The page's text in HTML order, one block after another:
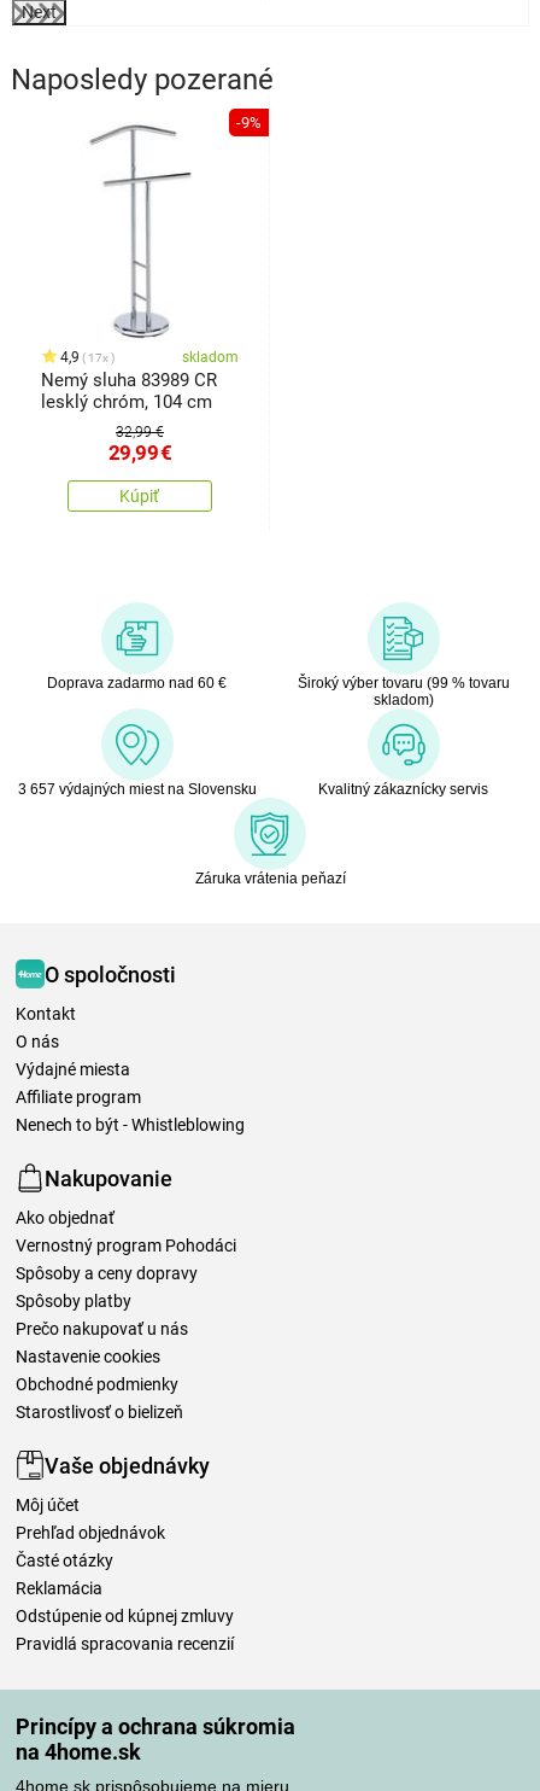
Princípy a ochrana súkromia
na 4home.sk
4home.sk prispôsobujeme na mieru
Next
Naposledy pozerané
-9%
4,9 17x skladom
Nemý sluha 83989 CR
lesklý chróm, 104 cm
32,99 €
29,99€
Kúpiť
Doprava zadarmo nad 60 €
Široký výber tovaru (99 % tovaru
skladom)
3 657 výdajných miest na Slovensku Kvalitný zákaznícky servis
Záruka vrátenia peňazí
O spoločnosti
Kontakt
O nás
Výdajné miesta
Affiliate program
Nenech to být - Whistleblowing
Nakupovanie
Ako objednať
Vernostný program Pohodáci
Spôsoby a ceny dopravy
Spôsoby platby
Prečo nakupovať u nás
Nastavenie cookies
Obchodné podmienky
Starostlivosť o bielizeň
Vaše objednávky
Môj účet
Prehľad objednávok
Časté otázky
Reklamácia
Odstúpenie od kúpnej zmluvy
Pravidlá spracovania recenzií